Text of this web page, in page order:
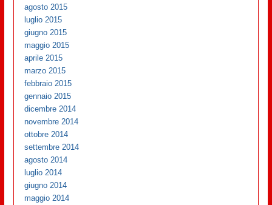
agosto 2015
luglio 2015
giugno 2015
maggio 2015
aprile 2015
marzo 2015
febbraio 2015
gennaio 2015
dicembre 2014
novembre 2014
ottobre 2014
settembre 2014
agosto 2014
luglio 2014
giugno 2014
maggio 2014